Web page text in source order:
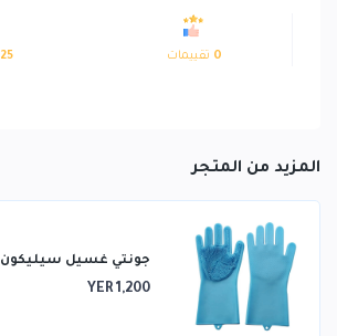
0 تقييمات 25
المزيد من المتجر
جونتي غسيل سيليكون
YER 1,200